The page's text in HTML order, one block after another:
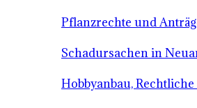
Pflanzrechte und
Schadursachen in
Hobbyanbau,